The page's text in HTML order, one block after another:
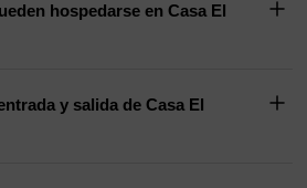
hospedarse en Casa El
y salida de Casa El